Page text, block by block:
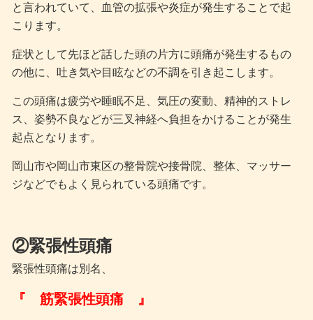
と言われていて、血管の拡張や炎症が発生することで起
こります。
症状として先ほど話した頭の片方に頭痛が発生するもの
の他に、吐き気や目眩などの不調を引き起こします。
この頭痛は疲労や睡眠不足、気圧の変動、精神的ストレ
ス、姿勢不良などが三叉神経へ負担をかけることが発生
起点となります。
岡山市や岡山市東区の整骨院や接骨院、整体、マッサー
ジなどでもよく見られている頭痛です。
②緊張性頭痛
緊張性頭痛は別名、
『 筋緊張性頭痛 』